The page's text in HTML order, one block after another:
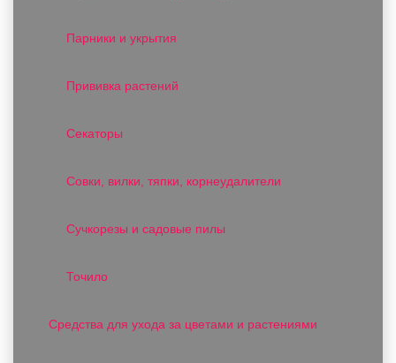
Парники и укрытия
Прививка растений
Секаторы
Совки, вилки, тяпки, корнеудалители
Сучкорезы и садовые пилы
Точило
Средства для ухода за цветами и растениями